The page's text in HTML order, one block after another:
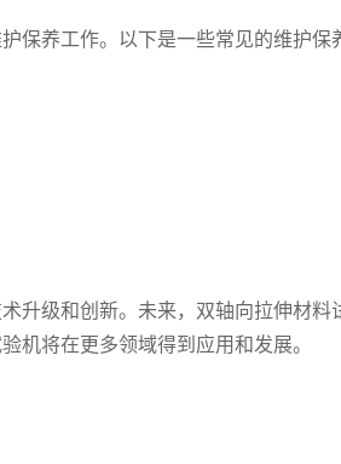
保养工作。以下是一些常见的维护保
升级和创新。未来，双轴向拉伸材
机将在更多领域得到应用和发展。